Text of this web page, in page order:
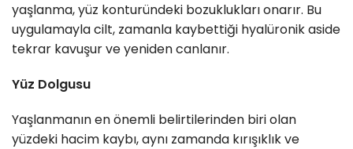
yaşlanma, yüz konturündeki bozuklukları onarır. Bu
uygulamayla cilt, zamanla kaybettiği hyalüronik aside
tekrar kavuşur ve yeniden canlanır.
Yüz Dolgusu
Yaşlanmanın en önemli belirtilerinden biri olan
yüzdeki hacim kaybı, aynı zamanda kırışıklık ve